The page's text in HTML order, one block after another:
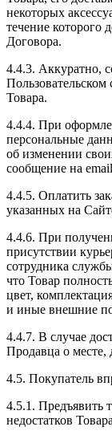
некоторых
течение которого
Договора.
4.4.3. Аккуратно,
Товара.
4.4.4. При
персональные
об изменении
сообщение на
4.4.5. Оплатить
указанных на
4.4.6. При
присутствии
сотрудника
что Товар
цвет,
и иные внешние
4.4.7. В случае
Продавца о месте,
4.5. Покупатель
4.5.1. Предъявить
недостатков